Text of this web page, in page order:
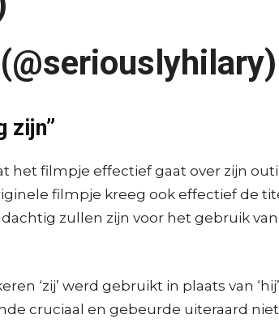
zijn”
het filmpje effectief gaat over zijn
filmpje kreeg ook effectief de
zullen zijn voor het gebruik
‘zij’ werd gebruikt in plaats van
cruciaal en gebeurde uiteraard